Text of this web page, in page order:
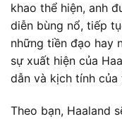
khao thể hiện, anh
diễn bùng nổ, tiếp
những tiền đạo hay
sự xuất hiện của
dẫn và kịch tính của
Theo bạn, Haaland